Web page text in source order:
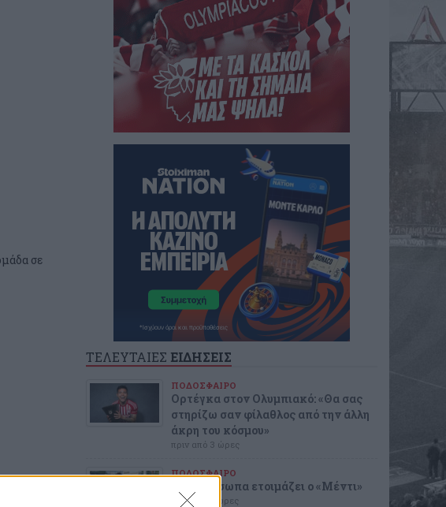
σε
ΤΕΛΕΥΤΑΙΕΣ ΕΙΔΗΣΕΙΣ
ΠΟΔΟΣΦΑΙΡΟ
Ορτέγκα στον Ολυμπιακό: «Θα σας
στηρίζω σαν φίλαθλος από την άλλη
άκρη του κόσμου»
πριν από 3 ώρες
ΠΟΔΟΣΦΑΙΡΟ
Νέα πρόσωπα ετοιμάζει ο «Μέντι»
πριν από 4 ώρες